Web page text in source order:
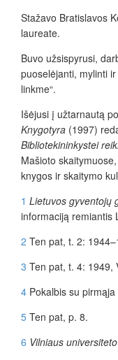
Stažavo Bratislavos
laureate.
Buvo užsispyrusi,
puoselėjanti, mylinti
linkme“.
Išėjusi į užtarnautą
Knygotyra (1997)
Bibliotekininkystei
Mašioto
knygos ir skaitymo
1 Lietuvos gyventojų
informaciją remiantis
2 Ten pat, t. 2:
3 Ten pat, t. 4: 1949,
4 Pokalbis su
5 Ten pat, p. 8.
6 Vilniaus